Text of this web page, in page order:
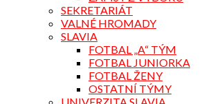
SEKRETARIÁT
VALNÉ HROMADY
SLAVIA
FOTBAL „A“ TÝM
FOTBAL JUNIORKA
FOTBAL ŽENY
OSTATNÍ TÝMY